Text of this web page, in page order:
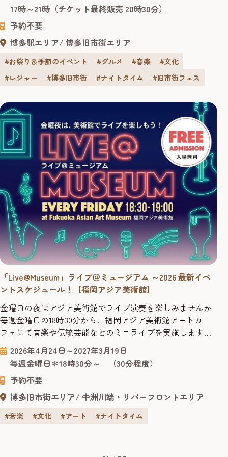
催されます。 7月31日～8月11日の11日間限定の、地酒・夏...
17時～21時（チケット最終販売 20時30分）
予約不要
博多駅エリア
博多旧市街エリア
#お祭り＆季節のイベント #グルメ #音楽
#文化
#レジャー
#博多旧市街 #ナイトタイム #旧市街フェス
「Live@Museum」ライブ＠ミュージアム ～2026 最新イベ
ントスケジュール！【福岡アジア美術館】
金曜日の夜はアジア美術館でライブ演奏を楽しみませんか
毎週金曜日の18時30分から、福岡アジア美術館アートカ
フェにて音楽や伝統芸能などのミニライブを実施します。
会場内のミュージアムカフェでは、オリジナルブレンド
コーヒーのほか、クラフトビール等のアルコールメニュー
もご用意。 また、金曜夜は20時までアジア美術館が開館し
ています。ドリンクを楽しみながらライブ鑑賞をした後
は、夜のギャラリーでアー...
2026年4月24日～2027年3月19日
毎週金曜日＊18時30分～ （30分程度）
予約不要
博多旧市街エリア
中洲川端・リバーフロントエリア
#音楽 #文化 #アート #ナイトタイム